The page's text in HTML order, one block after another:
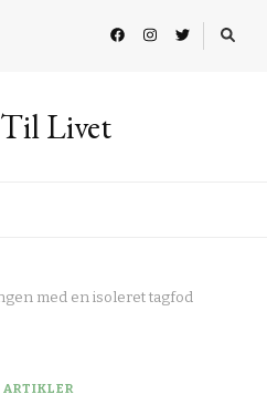
Livet
med en isoleret tagfod
ARTIKLER